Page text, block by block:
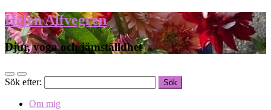
Helen Alfvegren
Djur, yoga och jämställdhet
Sök efter:
Om mig